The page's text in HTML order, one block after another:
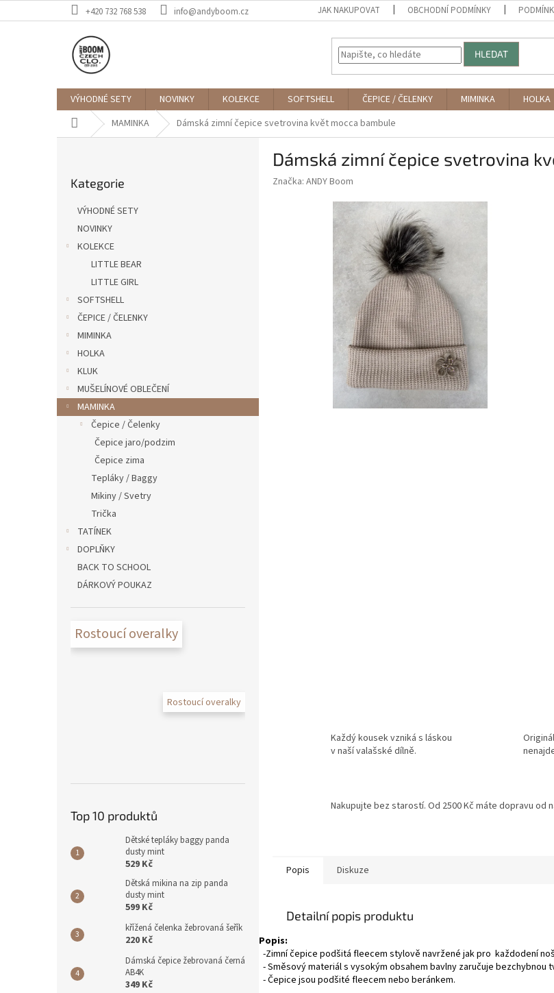
na
+420 732 768 538 info@andyboom.cz JAK NAKUPOVAT OBCHODNÍ PODMÍNKY
HLEDAT
VÝHODNÉ SETY NOVINKY KOLEKCE SOFTSHELL ČEPICE / ČELENKY MIMINKA HOLKA
Domů MAMINKA Dámská zimní čepice svetrovina květ mocca bambule
kategorie
Kategorie
VÝHODNÉ SETY
NOVINKY
KOLEKCE
LITTLE BEAR
LITTLE GIRL
SOFTSHELL
ČEPICE / ČELENKY
MIMINKA
HOLKA
KLUK
MUŠELÍNOVÉ OBLEČENÍ
MAMINKA
Čepice / Čelenky
Čepice jaro/podzim
Čepice zima
Tepláky / Baggy
Mikiny / Svetry
Trička
TATÍNEK
DOPLŇKY
BACK TO SCHOOL
DÁRKOVÝ POUKAZ
Rostoucí overalky
Rostoucí overalky
Top 10 produktů
Dětské tepláky baggy panda
dusty mint
529 Kč
Dětská mikina na zip panda
dusty mint
599 Kč
křížená čelenka žebrovaná šeřík
220 Kč
Dámská čepice žebrovaná černá
AB4K
349 Kč
Dámská zimní čepice svetrovina
Značka: ANDY Boom
Každý kousek vzniká s láskou
v naší valašské dílně.
Nakupujte bez starostí. Od 2500 Kč máte dopravu od
Popis Diskuze
Detailní popis produktu
Popis:
-Zimní čepice podšitá fleecem stylově navržené jak pro každodení
- Směsový materiál s vysokým obsahem bavlny zaručuje
- Čepice jsou podšité fleecem nebo beránkem.